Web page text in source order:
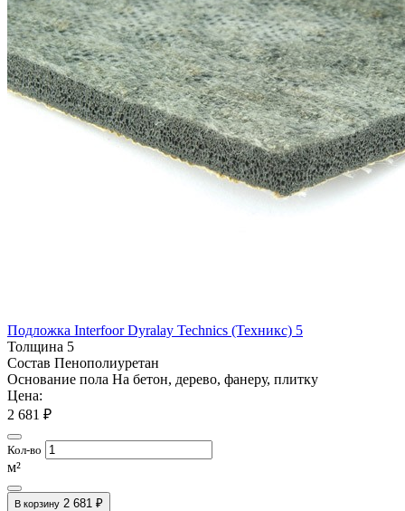
Подложка Interfoor Dyralay Technics (Техникс) 5
Толщина 5
Состав Пенополиуретан
Основание пола На бетон, дерево, фанеру, плитку
Цена:
2 681 ₽
Кол-во
м²
В корзину 2 681 ₽